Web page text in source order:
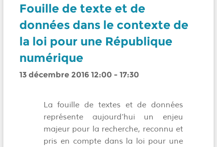
Fouille de texte et de
données dans le contexte de
la loi pour une République
numérique
13 décembre 2016 12:00 - 17:30
La fouille de textes et de données
représente aujourd’hui un enjeu
majeur pour la recherche, reconnu et
pris en compte dans la loi pour une